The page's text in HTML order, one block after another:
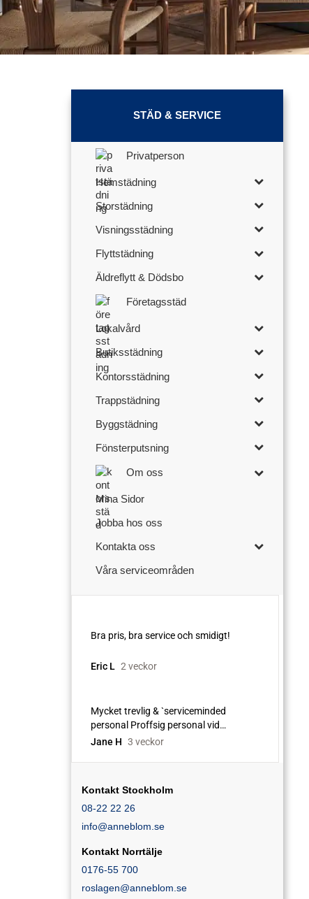
STÄD & SERVICE
Privatperson
Hemstädning
Storstädning
Visningsstädning
Flyttstädning
Äldreflytt & Dödsbo
Företagsstäd
Lokalvård
Butiksstädning
Kontorsstädning
Trappstädning
Byggstädning
Fönsterputsning
Om oss
Mina Sidor
Jobba hos oss
Kontakta oss
Våra serviceområden
Kontakt Stockholm
08-22 22 26
info@anneblom.se
Kontakt Norrtälje
0176-55 700
roslagen@anneblom.se